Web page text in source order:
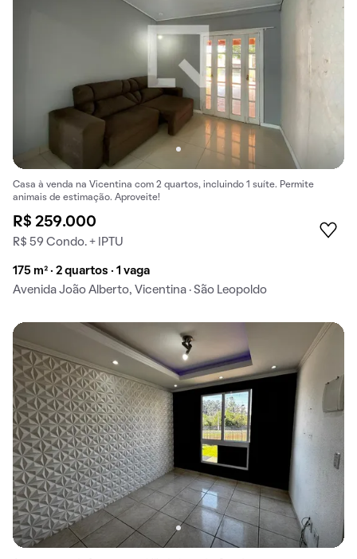
Casa à venda na Vicentina com 2 quartos, incluindo 1 suíte. Permite
animais de estimação. Aproveite!
R$ 259.000
R$ 59 Condo. + IPTU
175 m² · 2 quartos · 1 vaga
Avenida João Alberto, Vicentina · São Leopoldo